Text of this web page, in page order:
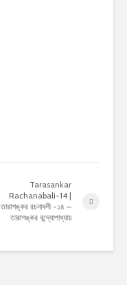
Tarasankar
Rachanabali-14 |
তারাশঙ্কর রচনাবলী -১৪ –
তারাশঙ্কর বন্দ্যোপাধ্যায়